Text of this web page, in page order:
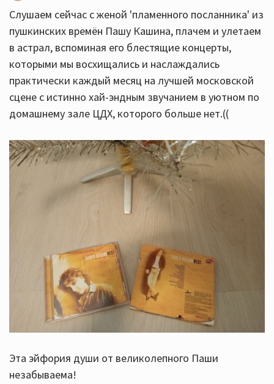
Слушаем сейчас с женой 'пламенного посланника' из
пушкинских времён Пашу Кашина, плачем и улетаем
в астрал, вспоминая его блестящие концерты,
которыми мы восхищались и наслаждались
практически каждый месяц на лучшей московской
сцене с истинно хай-эндным звучанием в уютном по
домашнему зале ЦДХ, которого больше нет.((
Эта эйфория души от великолепного Паши
незабываема!